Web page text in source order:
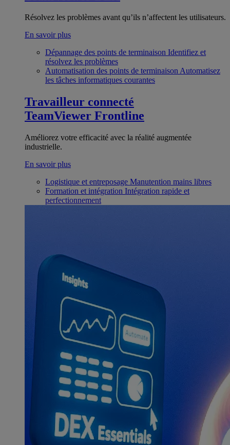
Résolvez les problèmes avant qu’ils n’affectent les utilisateurs.
En savoir plus
Dépannage des points de terminaison Identifiez et
résolvez les problèmes
Automatisation des points de terminaison Automatisez
les tâches informatiques courantes
Travailleur connecté
TeamViewer Frontline
Améliorez votre efficacité avec la réalité augmentée
industrielle.
En savoir plus
Logistique et entreposage Manutention mains libres
Formation et intégration Intégration rapide et
perfectionnement